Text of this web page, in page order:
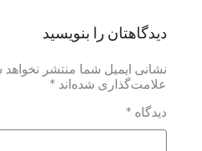
دیدگاهتان را بنویسید
نشانی ایمیل شما منتشر
علامت‌گذاری شده‌اند *
دیدگاه *